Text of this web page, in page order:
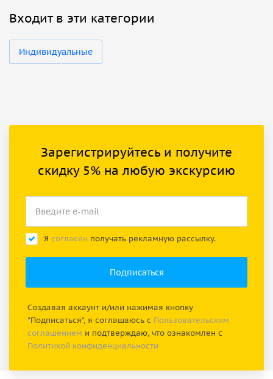
Входит в эти категории
Индивидуальные
Зарегистрируйтесь и получите
скидку 5% на любую экскурсию
Я согласен получать рекламную рассылку.
Создавая аккаунт и/или нажимая кнопку
"Подписаться", я соглашаюсь с Пользовательским
соглашением и подтверждаю, что ознакомлен с
Политикой конфиденциальности